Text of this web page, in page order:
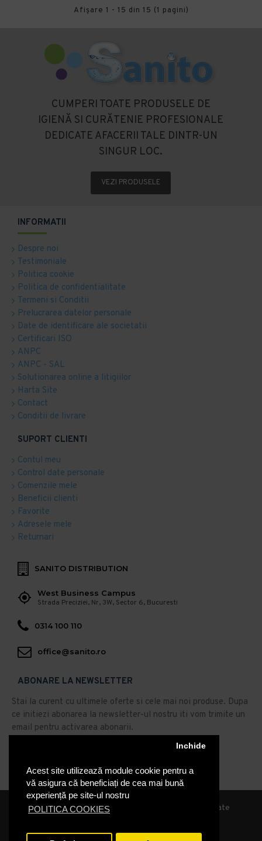
Acest site utilizează module cookie pentru a
vă asigura că beneficiați de cea mai bună
experiență pe site-ul nostru
POLITICA COOKIES
Inchide
Afişare 1 - 15 din 15 (1 pagini)
CUMPERI TOATE PRODUSELE DE
IGIENĂ SI CURĂTENIE PROFESIONALE
DEDICATE AFACERII TALE DINTR-UN
SINGUR LOC.
VEZI PRODUSELE
INFORMATII
Despre noi
Testimoniale
Politica cookie
Politica de confidentialitate
Termeni si Conditii
Prelucrarea datelor personale
Date de identificare ale societatii
Certificari ISO
ANPC
ANPC - SAL
Solutionarea online a litigiilor
Harta Site
Contact
Conditii de livrare
SUPORT CLIENTI
Contul meu
Control date personale
Comenzile mele
Beneficii clienti
Favorite
Adresele mele
Returnari
SANITO DISTRIBUTION
West Business Campus
Strada Preciziei, Nr, 3W, Sector 6, Bucuresti
0314 100 110
office@sanito.ro
ABONARE LA NEWSLETTER
Stai la curent cu ultimele oferte si cele mai noi produse. Dupa
ce initiezi abonarea la newsletter-ul nostru iti vom trimite un
email pentru activarea abonarii.
Abonare
Am citit şi sunt de acord cu Politica de Confidentialitate
© 2019, Sanito Distribution, Toate drepturile rezervate